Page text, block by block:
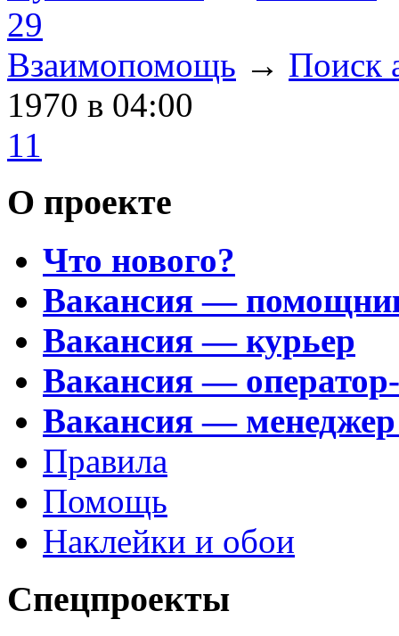
29
Взаимопомощь → Поиск
1970 в 04:00
11
О проекте
Что нового?
Вакансия —
Вакансия — курьер
Вакансия —
Вакансия —
Правила
Помощь
Наклейки и обои
Спецпроекты